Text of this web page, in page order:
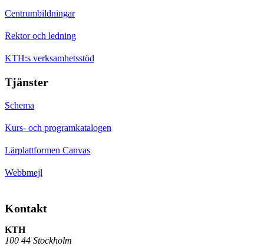
Centrumbildningar
Rektor och ledning
KTH:s verksamhetsstöd
Tjänster
Schema
Kurs- och programkatalogen
Lärplattformen Canvas
Webbmejl
Kontakt
KTH
100 44 Stockholm